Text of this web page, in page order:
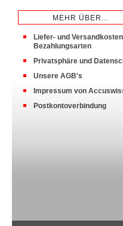
MEHR ÜBER...
Liefer- und
Bezahlungsarten
Privatsphäre und
Unsere AGB's
Impressum von
Postkontoverbindung